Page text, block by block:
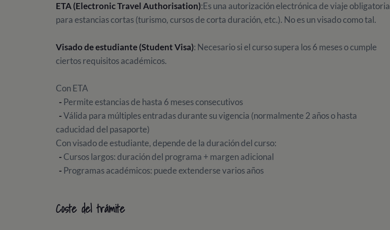
ETA (Electronic Travel Authorisation):Es una autorización electrónica de viaje obligatoria
para estancias cortas (turismo, cursos de corta duración, etc.). No es un visado como tal.
Visado de estudiante (Student Visa): Necesario si el curso supera los 6 meses o cumple
ciertos requisitos académicos.
Con ETA
-Permite estancias de hasta 6 meses consecutivos
-Válida para múltiples entradas durante su vigencia (normalmente 2 años o hasta
caducidad del pasaporte)
Con visado de estudiante, depende de la duración del curso:
-Cursos largos: duración del programa + margen adicional
-Programas académicos: puede extenderse varios años
Coste del trámite